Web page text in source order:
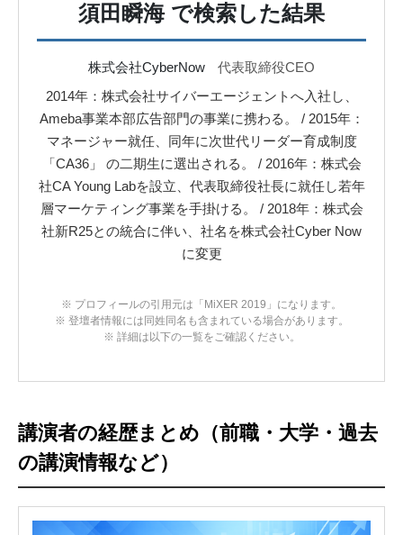
須田瞬海で検索した結果
株式会社CyberNow
代表取締役CEO
2014年：株式会社サイバーエージェントへ入社し、
Ameba事業本部広告部門の事業に携わる。 / 2015年：
マネージャー就任、同年に次世代リーダー育成制度
「CA36」 の二期生に選出される。 / 2016年：株式会
社CA Young Labを設立、代表取締役社長に就任し若年
層マーケティング事業を手掛ける。 / 2018年：株式会
社新R25との統合に伴い、社名を株式会社Cyber Now
に変更
※ プロフィールの引用元は「MiXER 2019」になります。
※ 登壇者情報には同姓同名も含まれている場合があります。
※ 詳細は以下の一覧をご確認ください。
講演者の経歴まとめ（前職・大学・過去
の講演情報など）